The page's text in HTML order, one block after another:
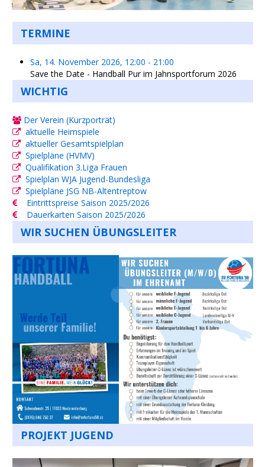
TERMINE
Sa, 14. November 2026, 12:00 - 21:00
Save the Date - Handball Pur im Jahnsportforum 2026
WICHTIG
Der Verein (Kurzporträt)
aktuelle Heimspiele
aktueller Gesamtspielplan
Spielpläne (HVMV)
Qualifikation 3.Liga Frauen
Spielplan WJA Jugend-Bundesliga
Spielpläne JSG NB-Altentreptow
Eintrittspreise Saison 2025/2026
Dauerkarten Saison 2025/2026
WIR SUCHEN ÜBUNGSLEITER
PROJEKT JUGEND